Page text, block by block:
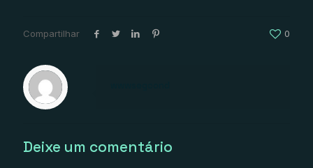
Compartilhar 0
Deixe um comentário